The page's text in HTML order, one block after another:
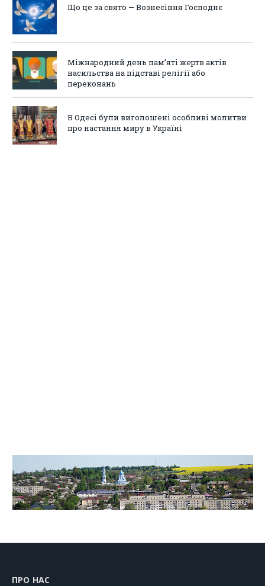
Що це за свято — Вознесіння Господнє
Міжнародний день пам’яті жертв актів
насильства на підставі релігії або
переконань
В Одесі були виголошені особливі молитви
про настання миру в Україні
ПРО НАС